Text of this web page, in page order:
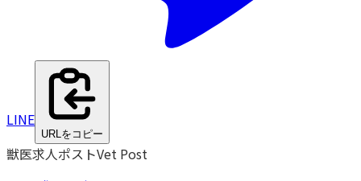
LINE
URLをコピー
獣医求人ポストVet Post